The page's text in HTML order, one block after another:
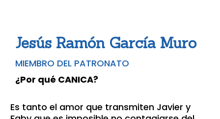
Jesús Ramón García Muro
MIEMBRO DEL PATRONATO
¿Por qué CANICA?
Es tanto el amor que transmiten Javier y